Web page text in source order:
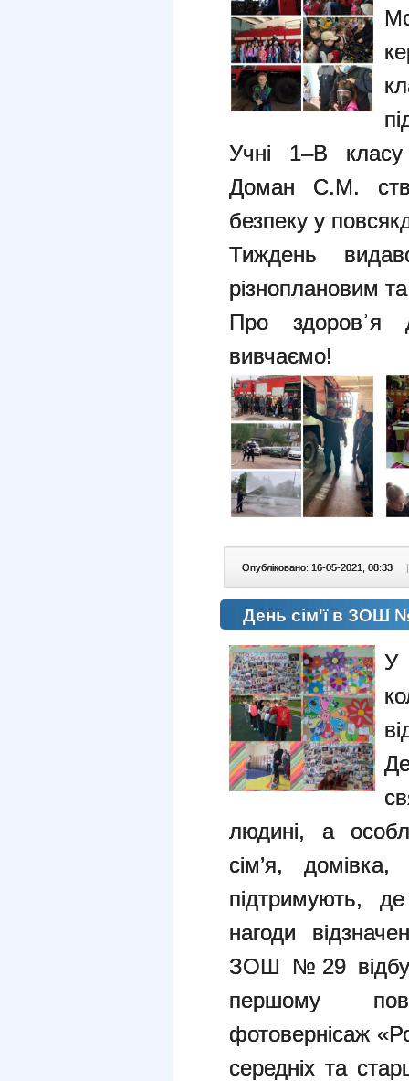
Учні 1–В класу
Доман С.М.
безпеку у
Тиждень
різноплановим
Про здоровʾя
вивчаємо!
Опубліковано: 16-05-2021, 08:33 |
День сім'ї в ЗОШ
У
людині, а
сім’я,
підтримують,
нагоди
ЗОШ №29
першому
фотовернісаж
середніх та